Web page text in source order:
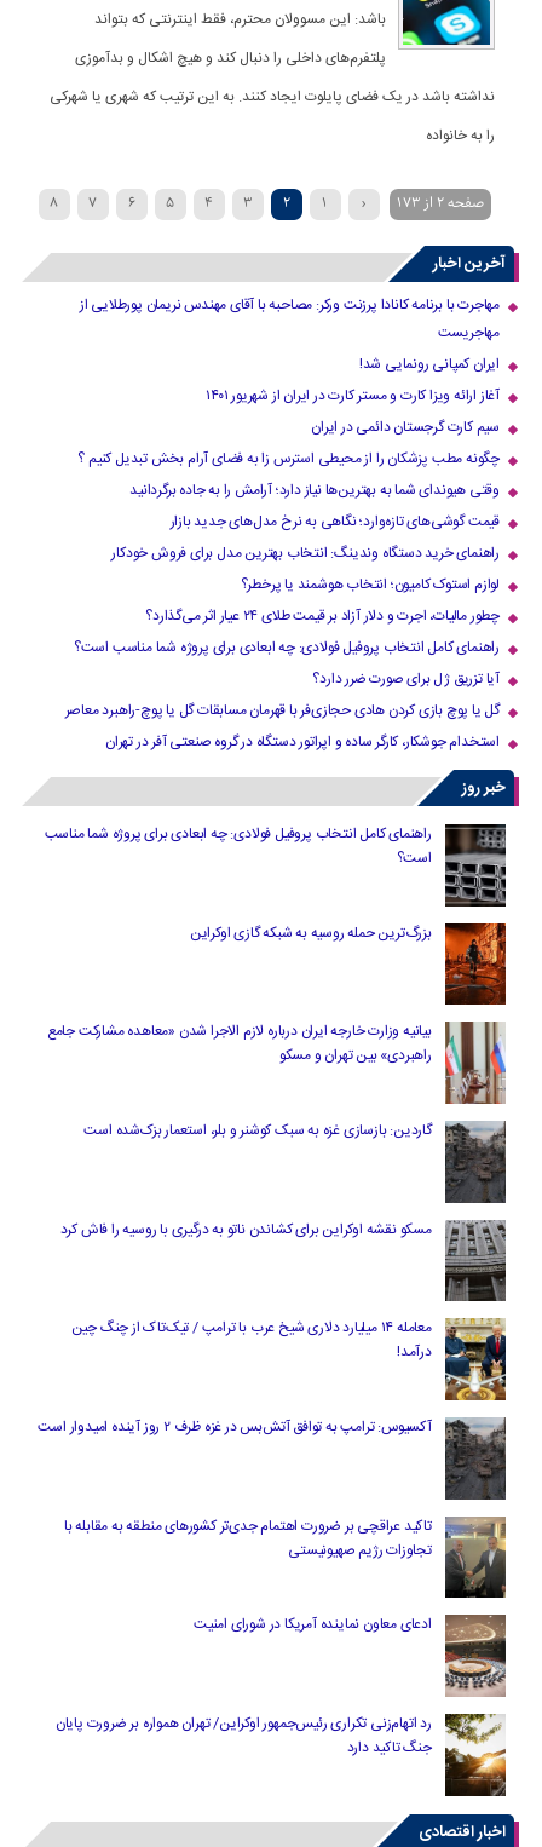
باشد: این مسوولان محترم، فقط اینترنتی که بتواند
پلتفرم‌های داخلی را دنبال کند و هیچ اشکال و بدآموزی
نداشته باشد در یک فضای پایلوت ایجاد کنند. به این ترتیب که شهری یا شهرکی
را به خانواده
صفحه 2 از 173 ‹
1
2
3
4
5
6
7
8
9
10
›
20
30
40
...
» آخرین اخبار
مهاجرت با برنامه کانادا پرزنت ورکر: مصاحبه با آقای مهندس نریمان پورطلایی از
مهاجریست
ایران کمپانی رونمایی شد!
آغاز ارائه ویزا کارت و مستر کارت در ایران از شهریور ۱۴۰۱
سیم کارت گرجستان دائمی در ایران
چگونه مطب پزشکان را از محیطی استرس زا به فضای آرام بخش تبدیل کنیم ؟
وقتی هیوندای شما به بهترین‌ها نیاز دارد؛ آرامش را به جاده برگردانید
قیمت گوشی‌های تازه‌وارد؛ نگاهی به نرخ مدل‌های جدید بازار
راهنمای خرید دستگاه وندینگ: انتخاب بهترین مدل برای فروش خودکار
لوازم استوک کامیون؛ انتخاب هوشمند یا پرخطر؟
چطور مالیات، اجرت و دلار آزاد بر قیمت طلای ۲۴ عیار اثر می‌گذارد؟
راهنمای کامل انتخاب پروفیل فولادی: چه ابعادی برای پروژه شما مناسب است؟
آیا تزریق ژل برای صورت ضرر دارد​؟
گل یا پوچ بازی کردن هادی حجازی‌فر با قهرمان مسابقات گل یا پوچ-راهبرد معاصر
استخدام جوشکار، کارگر ساده و اپراتور دستگاه در گروه صنعتی آفر در تهران
خبر روز
راهنمای کامل انتخاب پروفیل فولادی: چه ابعادی برای پروژه شما مناسب
است؟
بزرگ‌ترین حمله روسیه به شبکه گازی اوکراین
بیانیه وزارت خارجه ایران درباره لازم‌ الاجرا شدن «معاهده مشارکت جامع
راهبردی» بین تهران و مسکو
گاردین: بازسازی غزه به سبک کوشنر و بلر، استعمار بزک‌شده است
مسکو نقشه اوکراین برای کشاندن ناتو به درگیری با روسیه را فاش کرد
معامله ۱۴ میلیارد دلاری شیخ عرب با ترامپ / تیک‌تاک از چنگ چین
درآمد!
آکسیوس: ترامپ به توافق آتش‌بس در غزه ظرف ۲ روز آینده امیدوار است
تاکید عراقچی بر ضرورت اهتمام جدی‌تر کشورهای منطقه به مقابله با
تجاوزات رژیم صهیونیستی
ادعای معاون نماینده آمریکا در شورای امنیت
رد اتهام‌زنی تکراری رئیس‌جمهور اوکراین/ تهران همواره بر ضرورت پایان
جنگ تاکید دارد
اخبار اقتصادی